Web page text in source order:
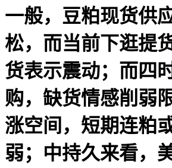
一般，豆粕现货供
松，而当前下逛提
货表示震动；而四
购，缺货情感削弱
涨空间，短期连粕
弱；中持久来看，